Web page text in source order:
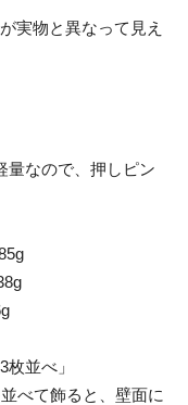
実物と異なって見え
量なので、押しピン
並べ」
べて飾ると、壁面に